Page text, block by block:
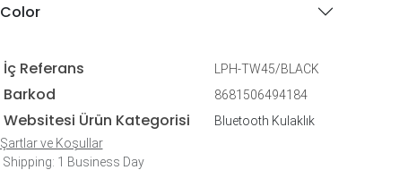
Color
İç Referans LPH-TW45/BLACK
Barkod 8681506494184
Websitesi Ürün Kategorisi
Bluetooth Kulaklık
Şartlar ve Koşullar
Shipping: 1 Business Day